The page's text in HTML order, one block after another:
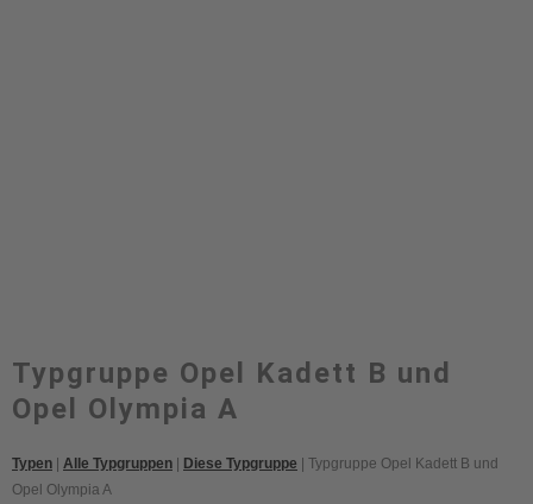
Typgruppe Opel Kadett B und
Opel Olympia A
Typen Alle Typgruppen Diese Typgruppe | Typgruppe Opel Kadett B und
Opel Olympia A